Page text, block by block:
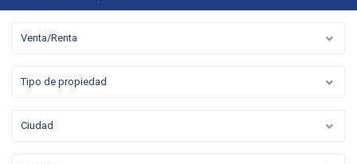
Venta/Renta
Tipo de propiedad
Ciudad